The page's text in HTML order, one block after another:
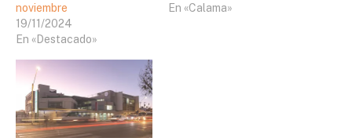
noviembre
19/11/2024
En «Destacado»
En «Calama»